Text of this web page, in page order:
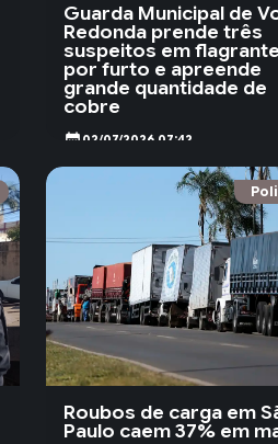
Guarda Municipal de
Redonda prende três
suspeitos em flagrante
por furto e apreende
grande quantidade de
cobre
calendar_month 02/07/2026 07:42
Roubos de carga em
Paulo caem 37% em